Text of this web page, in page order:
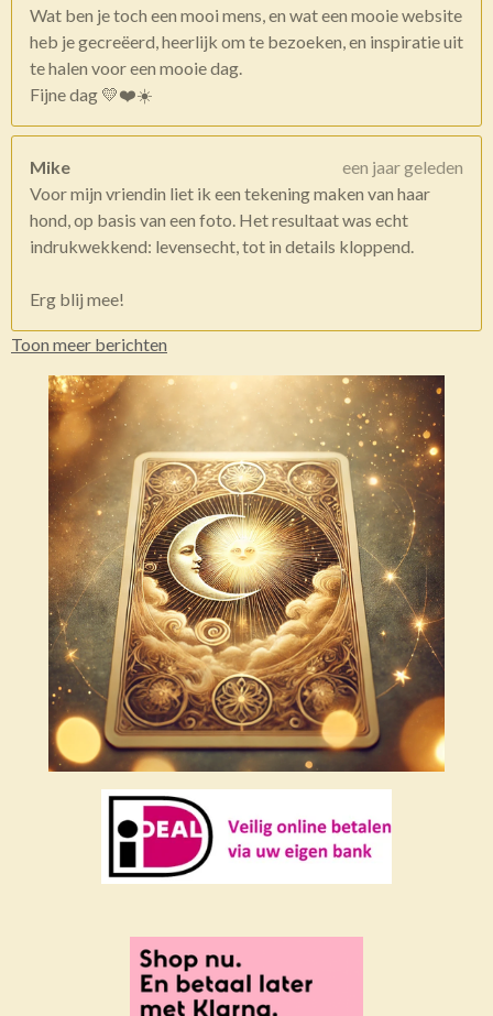
Wat ben je toch een mooi mens, en wat een mooie website
heb je gecreëerd, heerlijk om te bezoeken, en inspiratie uit
te halen voor een mooie dag.
Fijne dag 💛❤️☀️
Mike
een jaar geleden
Voor mijn vriendin liet ik een tekening maken van haar
hond, op basis van een foto. Het resultaat was echt
indrukwekkend: levensecht, tot in details kloppend.
Erg blij mee!
Toon meer berichten